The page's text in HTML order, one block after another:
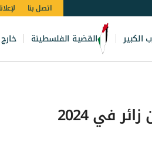
اتصل بنا
الكبير القضية الفلسطينة